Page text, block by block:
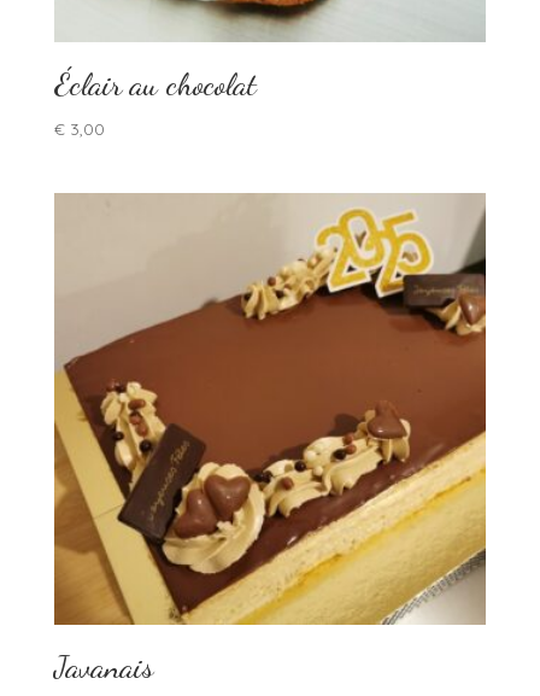
Éclair au chocolat
€3,00
Javanais